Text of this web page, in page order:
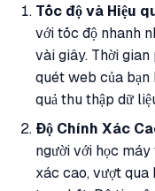
Tốc độ và Hiệu
với tốc độ nhanh
vài giây. Thời
quét web của bạn
quả thu thập dữ
Độ Chính Xác
người với học
xác cao, vượt qua